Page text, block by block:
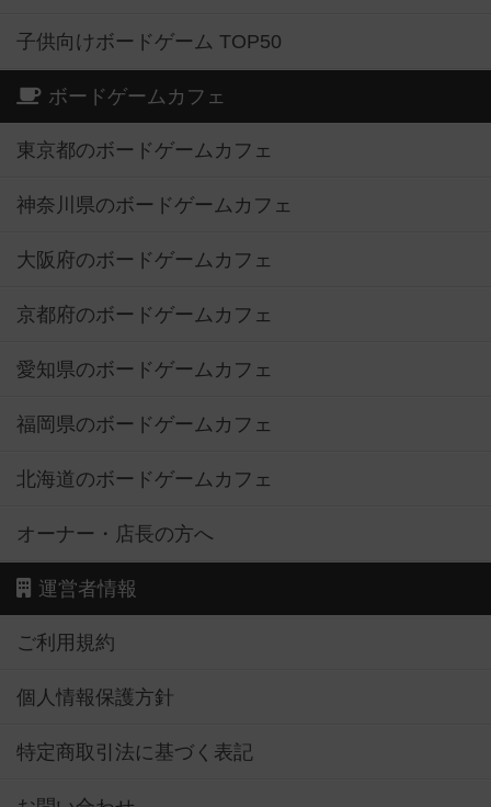
子供向けボードゲーム TOP50
ボードゲームカフェ
東京都のボードゲームカフェ
神奈川県のボードゲームカフェ
大阪府のボードゲームカフェ
京都府のボードゲームカフェ
愛知県のボードゲームカフェ
福岡県のボードゲームカフェ
北海道のボードゲームカフェ
オーナー・店長の方へ
運営者情報
ご利用規約
個人情報保護方針
特定商取引法に基づく表記